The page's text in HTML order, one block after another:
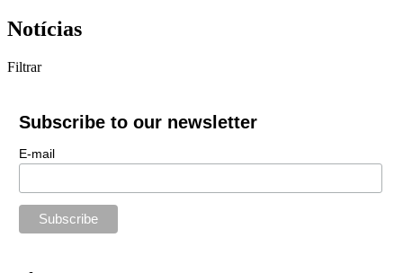
Notícias
Filtrar
Subscribe to our newsletter
E-mail